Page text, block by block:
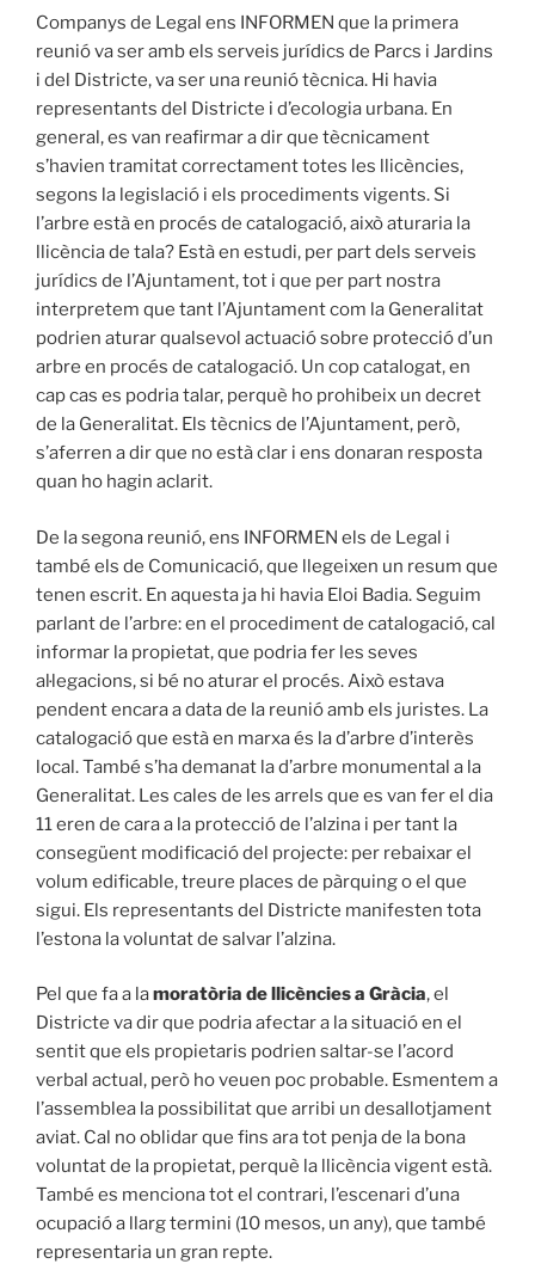
Companys de Legal ens INFORMEN que la primera
reunió va ser amb els serveis jurídics de Parcs i Jardins
i del Districte, va ser una reunió tècnica. Hi havia
representants del Districte i d’ecologia urbana. En
general, es van reafirmar a dir que tècnicament
s’havien tramitat correctament totes les llicències,
segons la legislació i els procediments vigents. Si
l’arbre està en procés de catalogació, això aturaria la
llicència de tala? Està en estudi, per part dels serveis
jurídics de l’Ajuntament, tot i que per part nostra
interpretem que tant l’Ajuntament com la Generalitat
podrien aturar qualsevol actuació sobre protecció d’un
arbre en procés de catalogació. Un cop catalogat, en
cap cas es podria talar, perquè ho prohibeix un decret
de la Generalitat. Els tècnics de l’Ajuntament, però,
s’aferren a dir que no està clar i ens donaran resposta
quan ho hagin aclarit.
De la segona reunió, ens INFORMEN els de Legal i
també els de Comunicació, que llegeixen un resum que
tenen escrit. En aquesta ja hi havia Eloi Badia. Seguim
parlant de l’arbre: en el procediment de catalogació, cal
informar la propietat, que podria fer les seves
al·legacions, si bé no aturar el procés. Això estava
pendent encara a data de la reunió amb els juristes. La
catalogació que està en marxa és la d’arbre d’interès
local. També s’ha demanat la d’arbre monumental a la
Generalitat. Les cales de les arrels que es van fer el dia
11 eren de cara a la protecció de l’alzina i per tant la
consegüent modificació del projecte: per rebaixar el
volum edificable, treure places de pàrquing o el que
sigui. Els representants del Districte manifesten tota
l’estona la voluntat de salvar l’alzina.
Pel que fa a lamoratòria de llicències a Gràcia, el
Districte va dir que podria afectar a la situació en el
sentit que els propietaris podrien saltar-se l’acord
verbal actual, però ho veuen poc probable. Esmentem a
l’assemblea la possibilitat que arribi un desallotjament
aviat. Cal no oblidar que fins ara tot penja de la bona
voluntat de la propietat, perquè la llicència vigent està.
També es menciona tot el contrari, l’escenari d’una
ocupació a llarg termini (10 mesos, un any), que també
representaria un gran repte.